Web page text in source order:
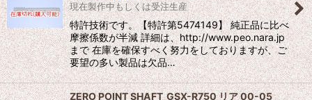
現在製作中もしくは受注生産
特許技術です。【特許第5474149】 純正品に比べ
摩擦係数が半減 詳細は、http://www.peo.nara.jp
まで 在庫を確保すべく努力をしておりますが、ご
要望の多い製品は欠品…
ZERO POINT SHAFT_GSX-R750 リア 00-05